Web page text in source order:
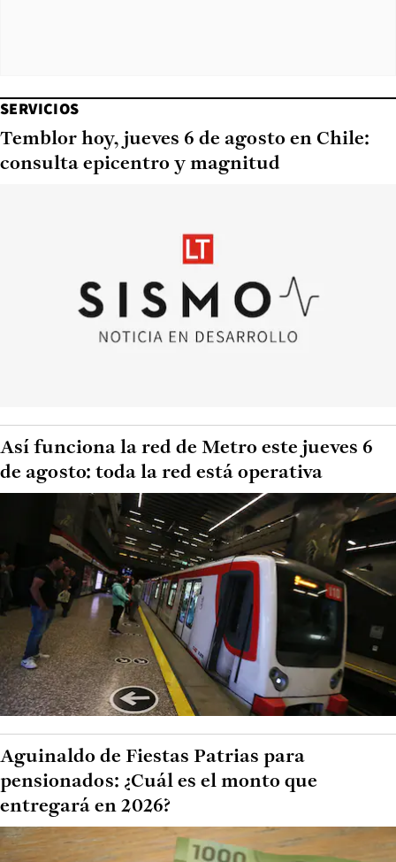
SERVICIOS
Temblor hoy, jueves 6 de agosto en Chile:
consulta epicentro y magnitud
Así funciona la red de Metro este jueves 6
de agosto: toda la red está operativa
Aguinaldo de Fiestas Patrias para
pensionados: ¿Cuál es el monto que
entregará en 2026?